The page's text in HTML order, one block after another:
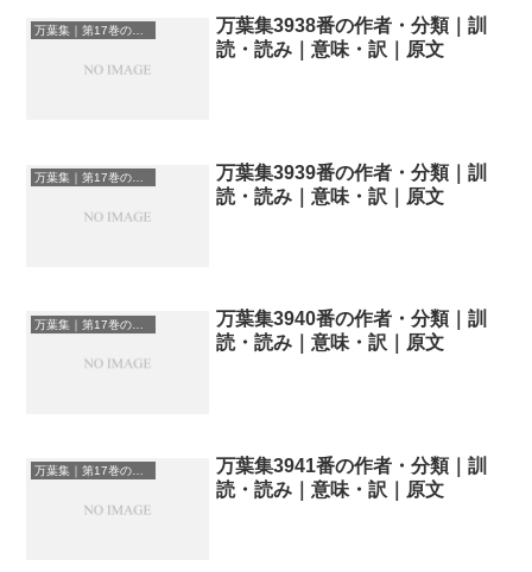
万葉集｜第17巻の和歌一覧
万葉集3938番の作者・分類｜訓
読・読み｜意味・訳｜原文
万葉集｜第17巻の和歌一覧
万葉集3939番の作者・分類｜訓
読・読み｜意味・訳｜原文
万葉集｜第17巻の和歌一覧
万葉集3940番の作者・分類｜訓
読・読み｜意味・訳｜原文
万葉集｜第17巻の和歌一覧
万葉集3941番の作者・分類｜訓
読・読み｜意味・訳｜原文